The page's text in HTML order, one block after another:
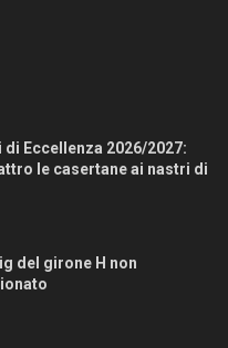
Eccellenza 2026/2027:
le casertane ai nastri di
del girone H non